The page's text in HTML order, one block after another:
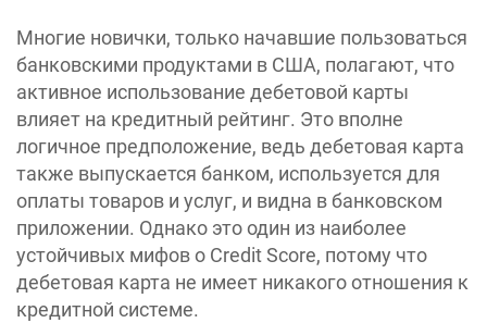
Многие новички, только начавшие пользоваться
банковскими продуктами в США, полагают, что
активное использование дебетовой карты
влияет на кредитный рейтинг. Это вполне
логичное предположение, ведь дебетовая карта
также выпускается банком, используется для
оплаты товаров и услуг, и видна в банковском
приложении. Однако это один из наиболее
устойчивых мифов о Credit Score, потому что
дебетовая карта не имеет никакого отношения к
кредитной системе.